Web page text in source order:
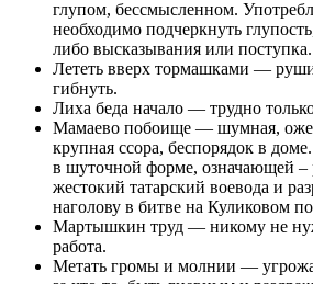
глупом, бессмысленном.
необходимо подчеркнуть
либо высказывания или поступка.
Лететь вверх тормашками —
гибнуть.
Лиха беда начало — трудно
Мамаево побоище — шумная,
крупная ссора, беспорядок в
в шуточной форме, означающей –
жестокий татарский воевода и
наголову в битве на Куликовом
Мартышкин труд — никому не
работа.
Метать громы и молнии —